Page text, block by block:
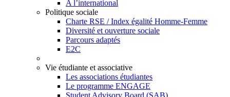
A l’international
Politique sociale
Charte RSE / Index égalité Homme-Femme
Diversité et ouverture sociale
Parcours adaptés
E2C
Vie étudiante et associative
Les associations étudiantes
Le programme ENGAGE
Student Advisory Board (SAB)